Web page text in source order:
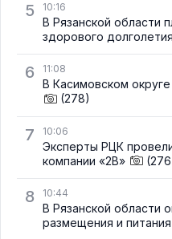
5 10:16
В Рязанской области
здорового долголетия
6 11:08
В Касимовском
(278)
7 10:06
Эксперты РЦК
компании «2В»
8 10:44
В Рязанской области
размещения и